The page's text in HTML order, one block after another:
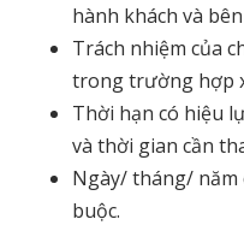
hành khách và
Trách nhiệm của
trong trường hợp
Thời hạn có hiệu
và thời gian cần
Ngày/ tháng/ năm
buộc.